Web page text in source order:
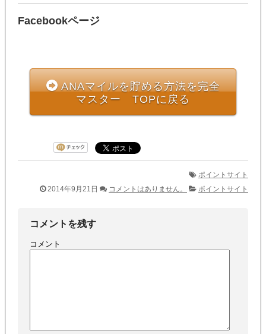
Facebookページ
ANAマイルを貯める方法を完全
マスター TOPに戻る
ポイントサイト
2014年9月21日
コメントはありません。 ポイントサイト
コメントを残す
コメント